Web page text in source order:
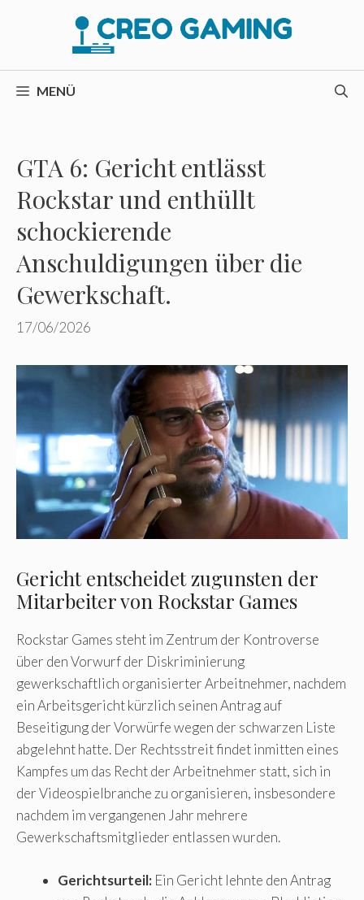
MENÜ
GTA 6: Gericht entlässt
Rockstar und enthüllt
schockierende
Anschuldigungen über die
Gewerkschaft.
17/06/2026
Gericht entscheidet zugunsten der
Mitarbeiter von Rockstar Games
Rockstar Games steht im Zentrum der Kontroverse
über den Vorwurf der Diskriminierung
gewerkschaftlich organisierter Arbeitnehmer, nachdem
ein Arbeitsgericht kürzlich seinen Antrag auf
Beseitigung der Vorwürfe wegen der schwarzen Liste
abgelehnt hatte. Der Rechtsstreit findet inmitten eines
Kampfes um das Recht der Arbeitnehmer statt, sich in
der Videospielbranche zu organisieren, insbesondere
nachdem im vergangenen Jahr mehrere
Gewerkschaftsmitglieder entlassen wurden.
Gerichtsurteil: Ein Gericht lehnte den Antrag